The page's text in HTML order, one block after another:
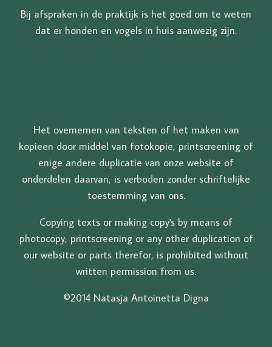
Bij afspraken in de praktijk is het goed om te weten
dat er honden en vogels in huis aanwezig zijn.
Het overnemen van teksten of het maken van
kopieen door middel van fotokopie, printscreening of
enige andere duplicatie van onze website of
onderdelen daarvan, is verboden zonder schriftelijke
toestemming van ons.
Copying texts or making copy's by means of
photocopy, printscreening or any other duplication of
our website or parts therefor, is prohibited without
written permission from us.
©2014 Natasja Antoinetta Digna